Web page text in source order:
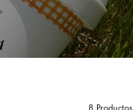
8 Productos